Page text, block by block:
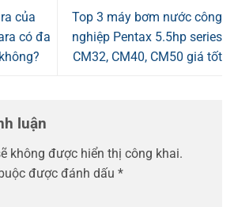
của
có đa
Top 3 máy bơm nước công
nghiệp Pentax 5.5hp series
CM32, CM40, CM50 giá tốt
luận
không được hiển thị công khai.
được đánh dấu *